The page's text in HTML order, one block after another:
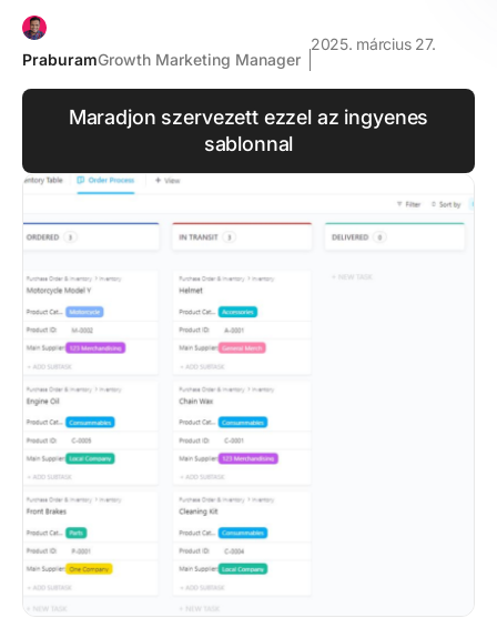
PraburamGrowth Marketing Manager
2025. március 27.
Maradjon szervezett ezzel az ingyenes
sablonnal